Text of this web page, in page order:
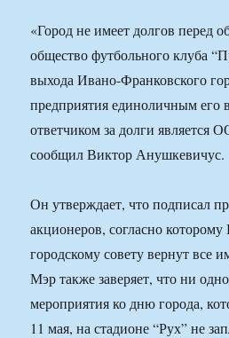
«Город не имеет долгов перед
общество футбольного клуба
выхода Ивано-Франковского
предприятия единоличным его
ответчиком за долги является
сообщил Виктор Анушкевичус.
Он утверждает, что подписал
акционеров, согласно
городскому совету вернут все
Мэр также заверяет, что ни
мероприятия ко дню города,
11 мая, на стадионе “Рух” не